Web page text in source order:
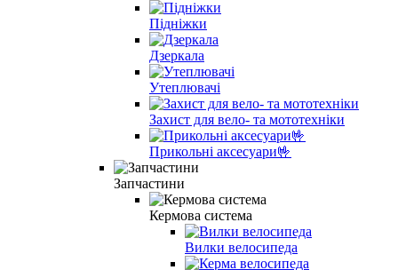
Підніжки
Дзеркала
Утеплювачі
Захист для вело- та мототехніки
Прикольні аксесуари🤟
Запчастини
Кермова система
Вилки велосипеда